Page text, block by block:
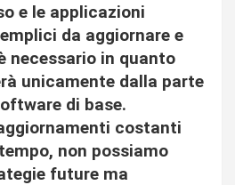
e le applicazioni
da aggiornare e
necessario in quanto
unicamente dalla parte
di base.
costanti
non possiamo
future ma